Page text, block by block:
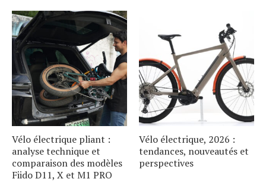
Vélo électrique pliant :
analyse technique et
comparaison des modèles
Fiido D11, X et M1 PRO
Vélo électrique, 2026 :
tendances, nouveautés et
perspectives